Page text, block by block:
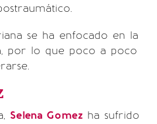
se ha enfocado en la
por lo que poco a poco
Selena Gomez ha sufrido